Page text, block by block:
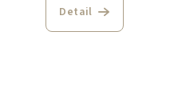
Detail